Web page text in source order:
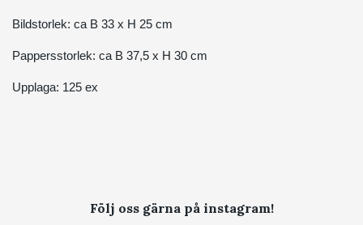
Bildstorlek: ca B 33 x H 25 cm
Pappersstorlek: ca B 37,5 x H 30 cm
Upplaga: 125 ex
Följ oss gärna på instagram!